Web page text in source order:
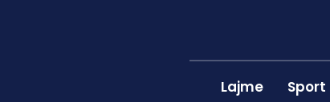
Lajme Sport